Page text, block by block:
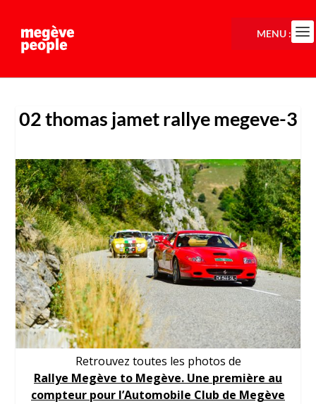
02 thomas jamet rallye megeve-3
Retrouvez toutes les photos de
Rallye Megève to Megève. Une première au
compteur pour l’Automobile Club de Megève
MENU :